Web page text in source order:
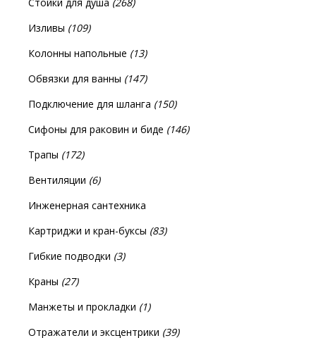
Изливы (109)
Колонны напольные (13)
Обвязки для ванны (147)
Подключение для шланга (150)
Сифоны для раковин и биде (146)
Трапы (172)
Вентиляции (6)
Инженерная сантехника
Картриджи и кран-буксы (83)
Гибкие подводки (3)
Краны (27)
Манжеты и прокладки (1)
Отражатели и эксцентрики (39)